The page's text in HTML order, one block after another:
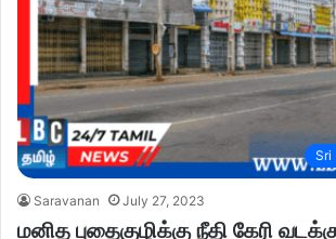
Sri
Saravanan July 27, 2023
மனித புதைகுழிக்கு நீதி கேரி